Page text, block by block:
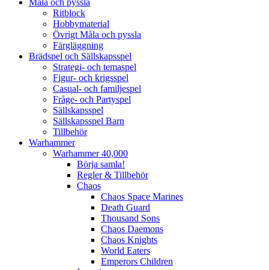
Måla och pyssla
Ritblock
Hobbymaterial
Övrigt Måla och pyssla
Färgläggning
Brädspel och Sällskapsspel
Strategi- och temaspel
Figur- och krigsspel
Casual- och familjespel
Fråge- och Partyspel
Sällskapsspel
Sällskapsspel Barn
Tillbehör
Warhammer
Warhammer 40,000
Börja samla!
Regler & Tillbehör
Chaos
Chaos Space Marines
Death Guard
Thousand Sons
Chaos Daemons
Chaos Knights
World Eaters
Emperors Children